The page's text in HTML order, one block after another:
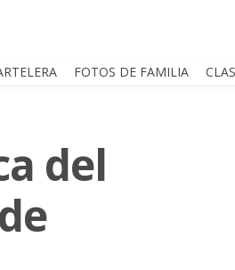
FOTOS DE FAMILIA
del